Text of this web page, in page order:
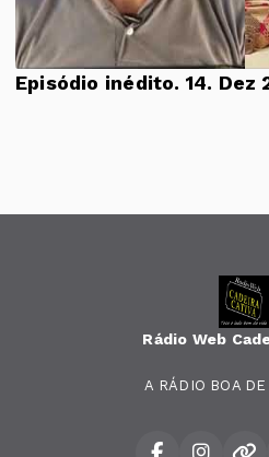
Episódio inédito.
Rádio Web
A RÁDIO BOA